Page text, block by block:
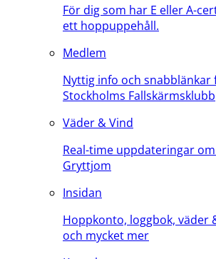
För dig som har E eller A-
ett hoppuppehåll.
Medlem
Nyttig info och
Stockholms Fallskärmsklubb
Väder & Vind
Real-time uppdateringar
Gryttjom
Insidan
Hoppkonto, loggbok, väder
och mycket mer